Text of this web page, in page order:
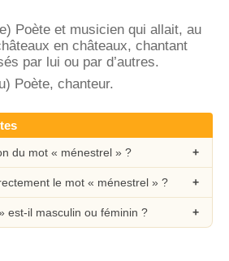
Poète et musicien qui allait, au
en châteaux, chantant
par lui ou par d’autres.
Poète, chanteur.
du mot « ménestrel » ?
le mot « ménestrel » ?
est-il masculin ou féminin ?